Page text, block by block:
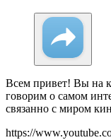
Всем привет! Вы на
говорим о самом
связанно с миром
https://